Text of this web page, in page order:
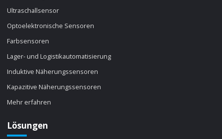
Ultraschallsensor
Optoelektronische Sensoren
Farbsensoren
Lager- und Logistikautomatisierung
Induktive Näherungssensoren
Kapazitive Näherungssensoren
Mehr erfahren
Lösungen